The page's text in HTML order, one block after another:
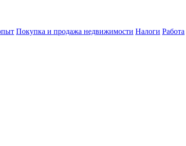
Покупка и продажа недвижимости Налоги Работа